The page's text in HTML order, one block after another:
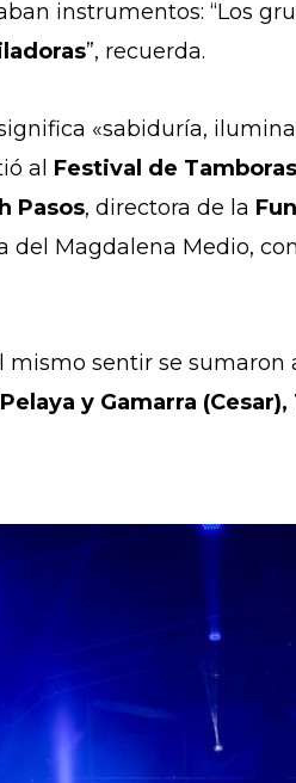
instrumentos: “Los
”, recuerda.
«sabiduría,
al Festival de
Pasos, directora de la
del Magdalena Medio,
sentir se
y Gamarra